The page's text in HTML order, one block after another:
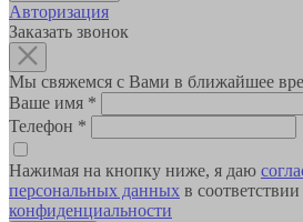
Авторизация
Заказать звонок
Мы свяжемся с Вами в ближайшее
Ваше имя *
Телефон *
Нажимая на кнопку ниже, я даю
персональных данных в соответствии
конфиденциальности